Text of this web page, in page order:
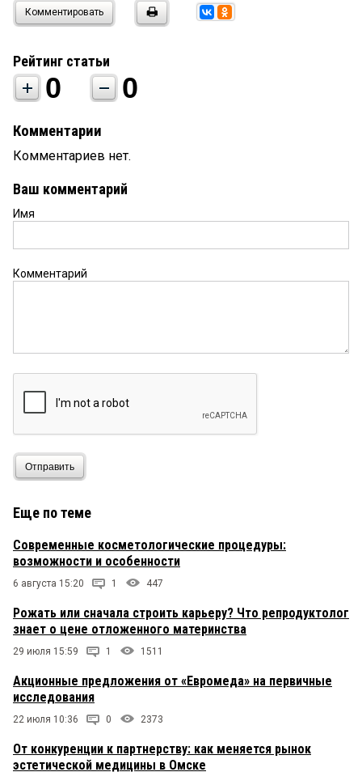
Комментировать
Рейтинг статьи
0 0
Комментарии
Комментариев нет.
Ваш комментарий
Имя
Комментарий
Отправить
Еще по теме
Современные косметологические процедуры:
возможности и особенности
6 августа 15:20 1 447
Рожать или сначала строить карьеру? Что репродуктолог
знает о цене отложенного материнства
29 июля 15:59 1 1511
Акционные предложения от «Евромеда» на первичные
исследования
22 июля 10:36 0 2373
От конкуренции к партнерству: как меняется рынок
эстетической медицины в Омске